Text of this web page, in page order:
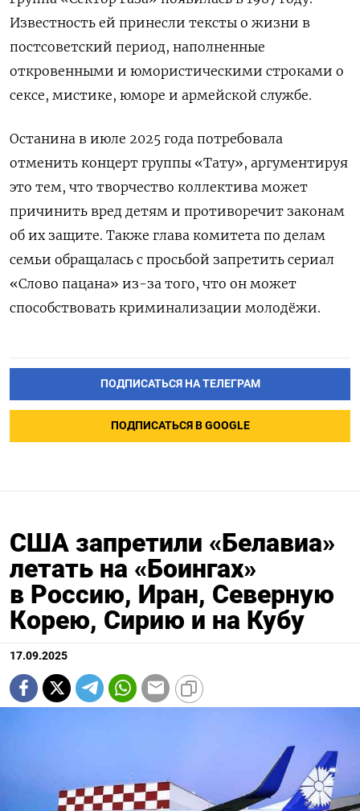
Известность ей принесли тексты о жизни в
постсоветский период, наполненные
откровенными и юмористическими строками о
сексе, мистике, юморе и армейской службе.
Останина в июле 2025 года потребовала
отменить концерт группы «Тату», аргументируя
это тем, что творчество коллектива может
причинить вред детям и противоречит законам
об их защите. Также глава комитета по делам
семьи обращалась с просьбой запретить сериал
«Слово пацана» из-за того, что он может
способствовать криминализации молодёжи.
ПОДПИСАТЬСЯ НА ТЕЛЕГРАМ
ПОДПИСАТЬСЯ В GOOGLE
США запретили «Белавиа»
летать на «Боингах»
в Россию, Иран, Северную
Корею, Сирию и на Кубу
17.09.2025